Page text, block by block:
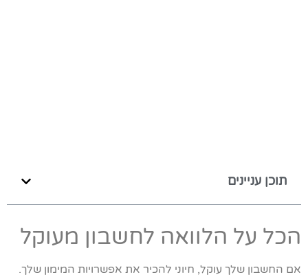
תוכן עניינים
הכל על הלוואה לחשבון מעוקל
אם החשבון שלך עוקל, חיוני להכיר את אפשרויות המימון שלך.